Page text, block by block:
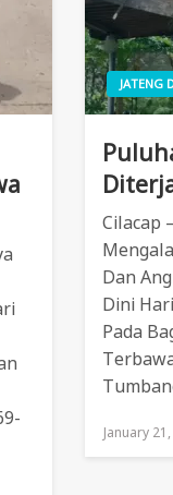
JATENG
Cilacap
Dan
Dini
Pada
Posted
January